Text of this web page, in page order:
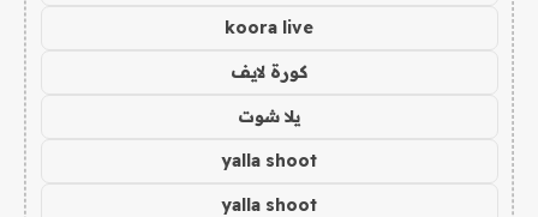
koora live
كورة لايف
يلا شوت
yalla shoot
yalla shoot